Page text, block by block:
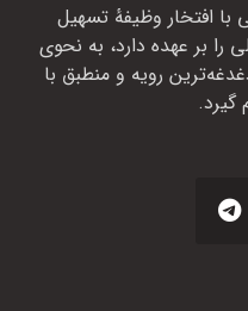
افتخار وظیفهٔ تسهیل
را بر عهده دارد، به نحوی
رویه و منطبق با
گیرد.